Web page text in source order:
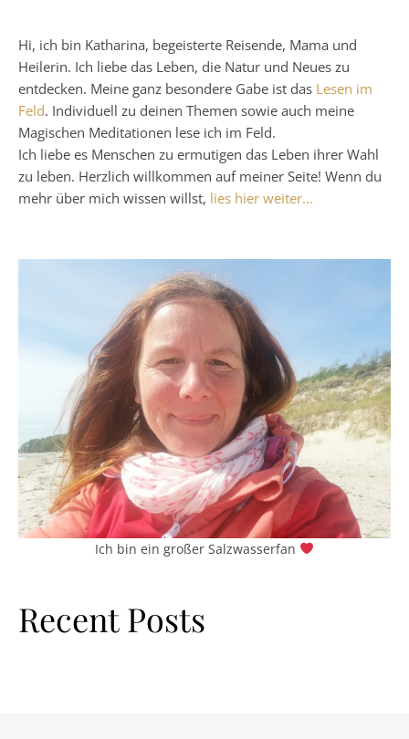
Hi, ich bin Katharina, begeisterte Reisende, Mama und
Heilerin. Ich liebe das Leben, die Natur und Neues zu
entdecken. Meine ganz besondere Gabe ist das Lesen im
Feld. Individuell zu deinen Themen sowie auch meine
Magischen Meditationen lese ich im Feld.
Ich liebe es Menschen zu ermutigen das Leben ihrer Wahl
zu leben. Herzlich willkommen auf meiner Seite! Wenn du
mehr über mich wissen willst, lies hier weiter...
Ich bin ein großer Salzwasserfan
Recent Posts